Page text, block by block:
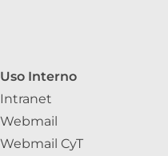
Uso Interno
Intranet
Webmail
Webmail CyT